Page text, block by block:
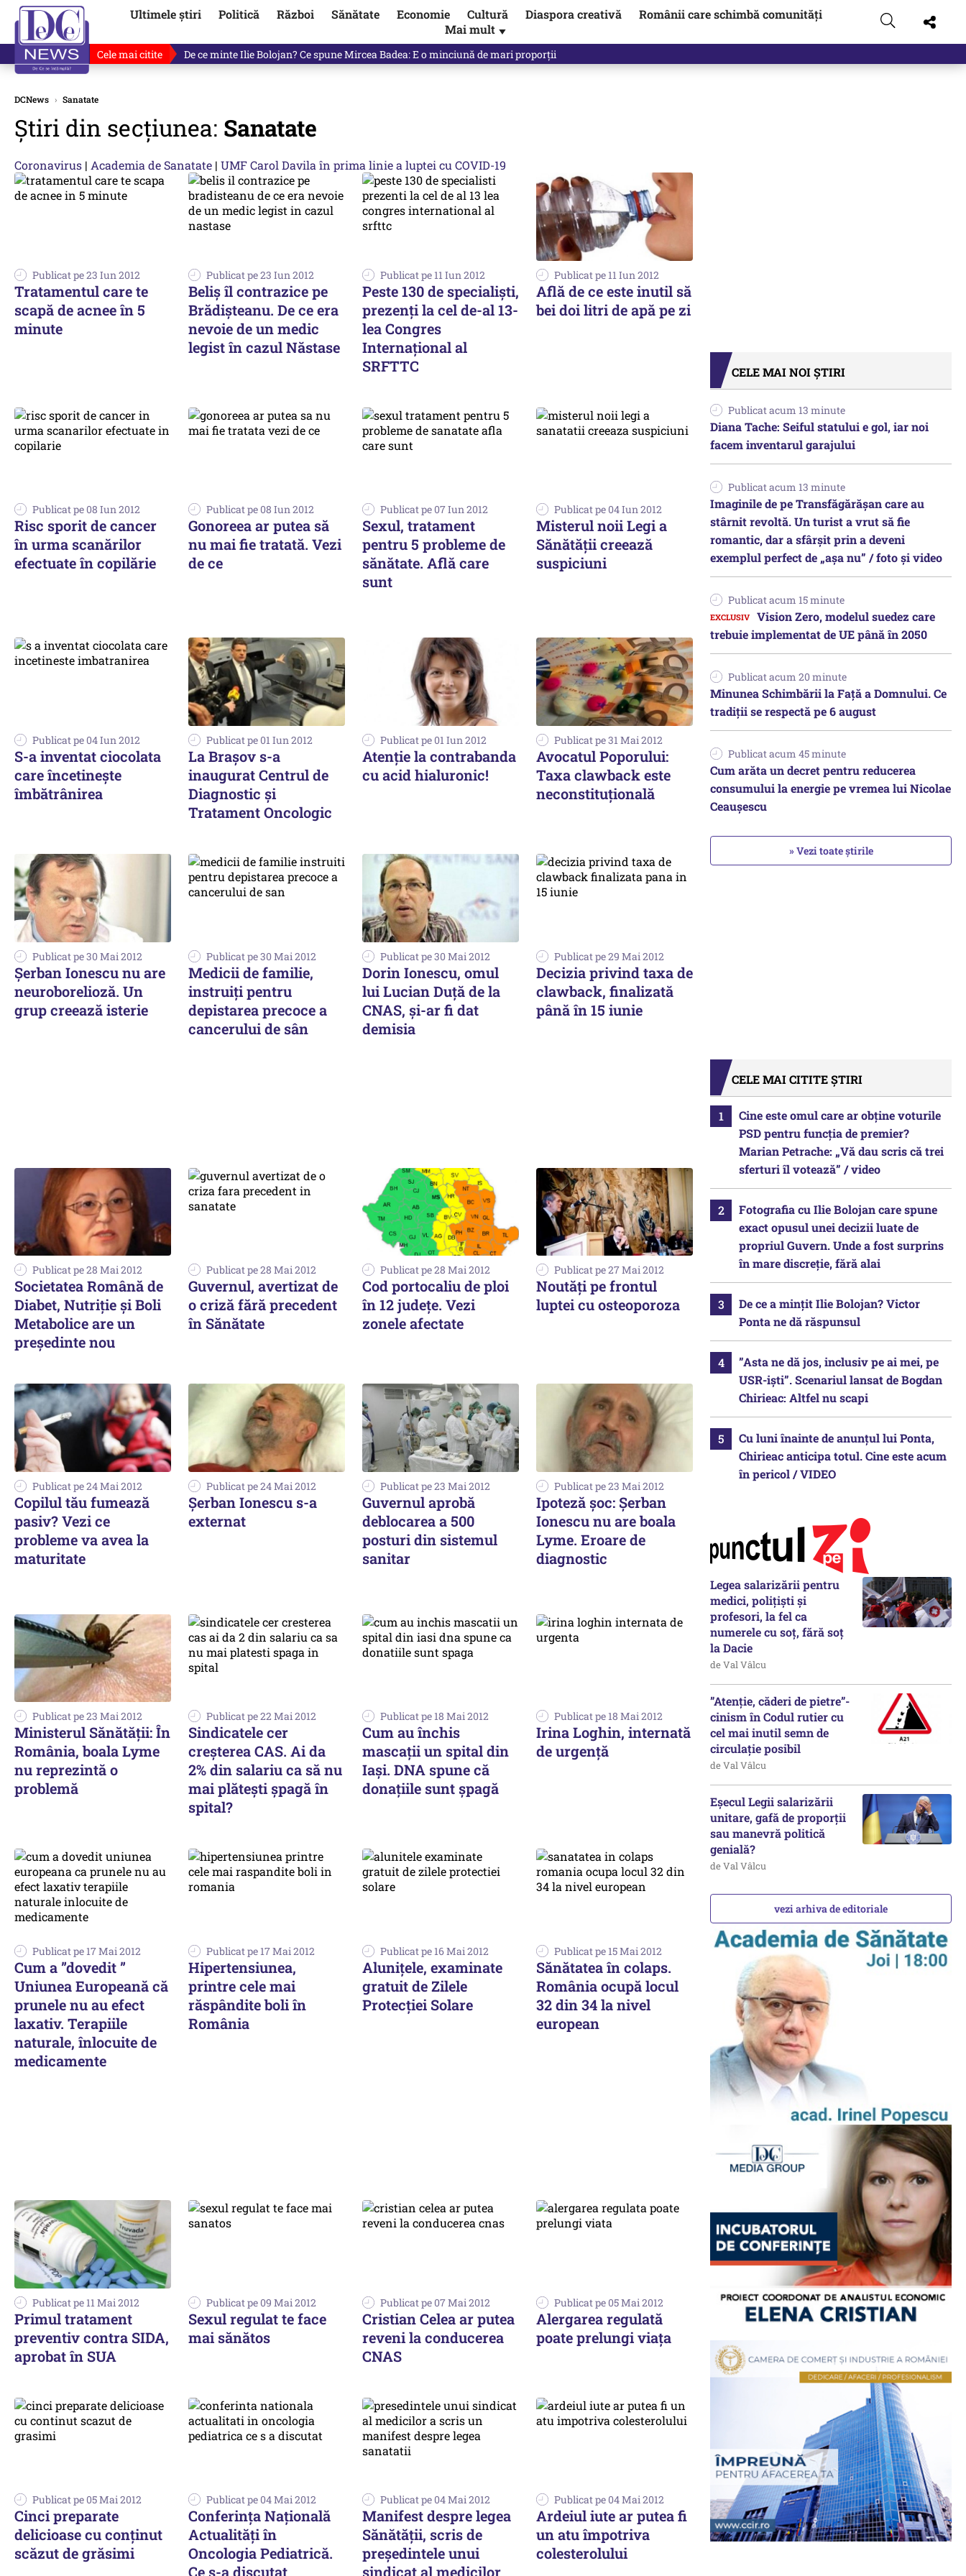
Ultimele știri Politică Război Sănătate Economie Cultură Diaspora creativă
Românii care schimbă comunități
Mai mult ▼
Cele mai citite Fotografia cu Ilie Bolojan care spune exact opusul unei decizii luate de propriul Guvern. Unde a fost…
DCNews › Sanatate
Știri din secțiunea: Sanatate
Coronavirus | Academia de Sanatate | UMF Carol Davila în prima linie a luptei cu COVID-19
Publicat pe 23 Iun 2012
Tratamentul care te
scapă de acnee în 5
minute
Publicat pe 23 Iun 2012
Beliş îl contrazice pe
Brădişteanu. De ce era
nevoie de un medic
legist în cazul Năstase
Publicat pe 11 Iun 2012
Peste 130 de specialiști,
prezenți la cel de-al 13-
lea Congres
Internațional al
SRFTTC
Publicat pe 11 Iun 2012
Află de ce este inutil să
bei doi litri de apă pe zi
Publicat pe 08 Iun 2012
Risc sporit de cancer
în urma scanărilor
efectuate în copilărie
Publicat pe 08 Iun 2012
Gonoreea ar putea să
nu mai fie tratată. Vezi
de ce
Publicat pe 07 Iun 2012
Sexul, tratament
pentru 5 probleme de
sănătate. Află care
sunt
Publicat pe 04 Iun 2012
Misterul noii Legi a
Sănătății creează
suspiciuni
Publicat pe 04 Iun 2012
S-a inventat ciocolata
care încetineşte
îmbătrânirea
Publicat pe 01 Iun 2012
La Brașov s-a
inaugurat Centrul de
Diagnostic şi
Tratament Oncologic
Publicat pe 01 Iun 2012
Atenție la contrabanda
cu acid hialuronic!
Publicat pe 31 Mai 2012
Avocatul Poporului:
Taxa clawback este
neconstituțională
Publicat pe 30 Mai 2012
Şerban Ionescu nu are
neuroborelioză. Un
grup creează isterie
Publicat pe 30 Mai 2012
Medicii de familie,
instruiţi pentru
depistarea precoce a
cancerului de sân
Publicat pe 30 Mai 2012
Dorin Ionescu, omul
lui Lucian Duță de la
CNAS, și-ar fi dat
demisia
Publicat pe 29 Mai 2012
Decizia privind taxa de
clawback, finalizată
până în 15 iunie
Publicat pe 28 Mai 2012
Societatea Română de
Diabet, Nutriție și Boli
Metabolice are un
președinte nou
Publicat pe 28 Mai 2012
Guvernul, avertizat de
o criză fără precedent
în Sănătate
Publicat pe 28 Mai 2012
Cod portocaliu de ploi
în 12 județe. Vezi
zonele afectate
Publicat pe 27 Mai 2012
Noutăți pe frontul
luptei cu osteoporoza
Publicat pe 24 Mai 2012
Copilul tău fumează
pasiv? Vezi ce
probleme va avea la
maturitate
Publicat pe 24 Mai 2012
Şerban Ionescu s-a
externat
Publicat pe 23 Mai 2012
Guvernul aprobă
deblocarea a 500
posturi din sistemul
sanitar
Publicat pe 23 Mai 2012
Ipoteză șoc: Șerban
Ionescu nu are boala
Lyme. Eroare de
diagnostic
Publicat pe 23 Mai 2012
Ministerul Sănătății: În
România, boala Lyme
nu reprezintă o
problemă
Publicat pe 22 Mai 2012
Sindicatele cer
creşterea CAS. Ai da
2% din salariu ca să nu
mai plăteşti şpagă în
spital?
Publicat pe 18 Mai 2012
Cum au închis
mascaţii un spital din
Iași. DNA spune că
donațiile sunt șpagă
Publicat pe 18 Mai 2012
Irina Loghin, internată
de urgenţă
Publicat pe 17 Mai 2012
Cum a ”dovedit ”
Uniunea Europeană că
prunele nu au efect
laxativ. Terapiile
naturale, înlocuite de
medicamente
Publicat pe 17 Mai 2012
Hipertensiunea,
printre cele mai
răspândite boli în
România
Publicat pe 16 Mai 2012
Alunițele, examinate
gratuit de Zilele
Protecției Solare
Publicat pe 15 Mai 2012
Sănătatea în colaps.
România ocupă locul
32 din 34 la nivel
european
Publicat pe 11 Mai 2012
Primul tratament
preventiv contra SIDA,
aprobat în SUA
Publicat pe 09 Mai 2012
Sexul regulat te face
mai sănătos
Publicat pe 07 Mai 2012
Cristian Celea ar putea
reveni la conducerea
CNAS
Publicat pe 05 Mai 2012
Alergarea regulată
poate prelungi viaţa
Publicat pe 05 Mai 2012
Cinci preparate
delicioase cu conţinut
scăzut de grăsimi
Publicat pe 04 Mai 2012
Conferința Națională
Actualități în
Oncologia Pediatrică.
Ce s-a discutat
Publicat pe 04 Mai 2012
Manifest despre legea
Sănătății, scris de
președintele unui
sindicat al medicilor
Publicat pe 04 Mai 2012
Ardeiul iute ar putea fi
un atu împotriva
colesterolului
CELE MAI NOI ȘTIRI
Publicat acum 13 minute
Diana Tache: Seiful statului e gol, iar noi
facem inventarul garajului
Publicat acum 13 minute
Imaginile de pe Transfăgărășan care au
stârnit revoltă. Un turist a vrut să fie
romantic, dar a sfârșit prin a deveni
exemplul perfect de „așa nu” / foto și video
Publicat acum 15 minute
Vision Zero, modelul suedez care
trebuie implementat de UE până în 2050
Publicat acum 20 minute
Minunea Schimbării la Față a Domnului. Ce
tradiții se respectă pe 6 august
Publicat acum 45 minute
Cum arăta un decret pentru reducerea
consumului la energie pe vremea lui Nicolae
Ceaușescu
» Vezi toate știrile
CELE MAI CITITE ȘTIRI
Cine este omul care ar obține voturile
PSD pentru funcția de premier?
Marian Petrache: „Vă dau scris că trei
sferturi îl votează” / video
Fotografia cu Ilie Bolojan care spune
exact opusul unei decizii luate de
propriul Guvern. Unde a fost surprins
în mare discreție, fără alai
De ce a mințit Ilie Bolojan? Victor
Ponta ne dă răspunsul
”Asta ne dă jos, inclusiv pe ai mei, pe
USR-iști”. Scenariul lansat de Bogdan
Chirieac: Altfel nu scapi
Cu luni înainte de anunțul lui Ponta,
Chirieac anticipa totul. Cine este acum
în pericol / VIDEO
Legea salarizării pentru
medici, polițiști și
profesori, la fel ca
numerele cu soț, fără soț
la Dacie
de Val Vâlcu
”Atenție, căderi de pietre”-
cinism în Codul rutier cu
cel mai inutil semn de
circulație posibil
de Val Vâlcu
Eșecul Legii salarizării
unitare, gafă de proporții
sau manevră politică
genială?
de Val Vâlcu
vezi arhiva de editoriale